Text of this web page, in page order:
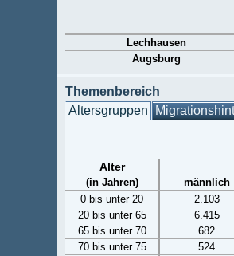
Lechhausen
Augsburg
Themenbereich
Altersgruppen
Alter
(in Jahren) männlich
0 bis unter 20
2.103
20 bis unter 65
6.415
65 bis unter 70
682
70 bis unter 75
524